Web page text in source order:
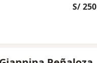
S/ 250